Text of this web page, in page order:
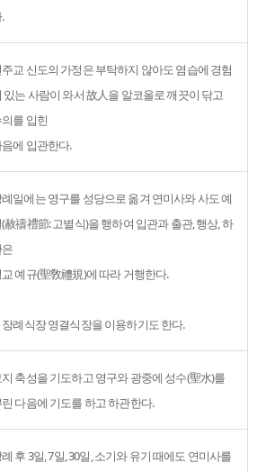
교 신도의 가정은 부탁하지 않아도 염습에 경험
있는 사람이 와서 故人을 알코올로 깨끗이 닦고
를 입힌
에 입관한다.
일에는 영구를 성당으로 옮겨 연미사와 사도 예
赦禱禮節: 고별식)을 행하여 입관과 출관, 행상, 하
예규(聖敎禮規)에 따라 거행한다.
례식장 영결식장을 이용하기도 한다.
축성을 기도하고 영구와 광중에 성수(聖水)를
다음에 기도를 하고 하관한다.
후 3일, 7일, 30일, 소기와 유기 때에도 연미사를